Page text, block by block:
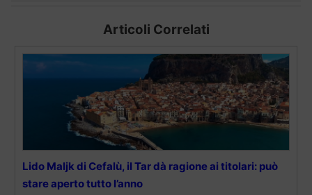
Articoli Correlati
Lido Maljk di Cefalù, il Tar dà ragione ai titolari: può
stare aperto tutto l’anno